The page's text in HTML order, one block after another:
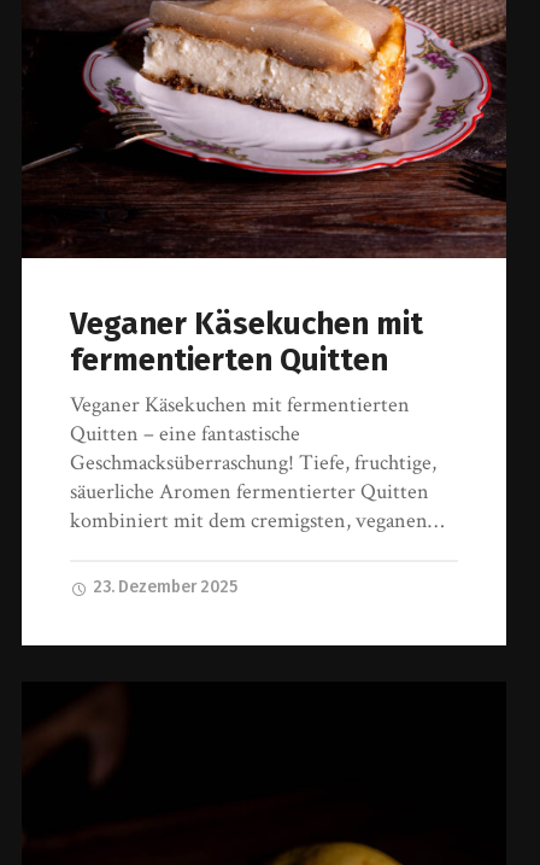
Veganer Käsekuchen mit
fermentierten Quitten
Veganer Käsekuchen mit fermentierten
Quitten – eine fantastische
Geschmacksüberraschung! Tiefe, fruchtige,
säuerliche Aromen fermentierter Quitten
kombiniert mit dem cremigsten, veganen…
23. Dezember 2025